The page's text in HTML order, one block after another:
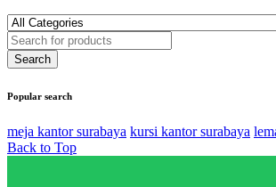
Popular search
meja kantor surabaya kursi kantor surabaya
Back to Top